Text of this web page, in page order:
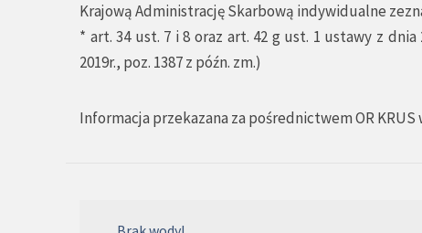
Krajową Administrację Skarbową indywidualne
* art. 34 ust. 7 i 8 oraz art. 42 g ust. 1 ustawy z
2019r., poz. 1387 z późn. zm.)
Informacja przekazana za pośrednictwem OR KRUS